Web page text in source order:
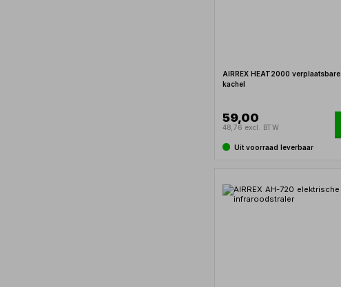
AIRREX HEAT2000 verplaatsbare
kachel
59,00
48,76 excl. BTW
Uit voorraad leverbaar